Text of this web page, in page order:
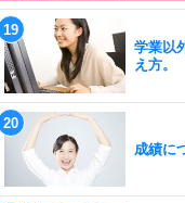
学業以
え方。
成績に